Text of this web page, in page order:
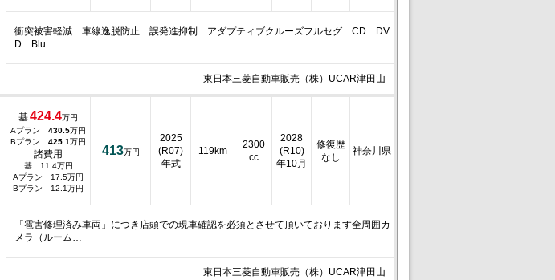
衝突被害軽減 車線逸脱防止 誤発進抑制 アダプティブクルーズフルセグ CD DV
D Blu…
東日本三菱自動車販売（株）UCAR津田山
基424.4万円
Aプラン 430.5万円
Bプラン 425.1万円
諸費用
基 11.4万円
Aプラン 17.5万円
Bプラン 12.1万円
413万円
2025
(R07)
年式
119km
2300
cc
2028
(R10)
年10月
修復歴
なし
神奈川県
「雹害修理済み車両」につき店頭での現車確認を必須とさせて頂いております全周囲カ
メラ（ルーム…
東日本三菱自動車販売（株）UCAR津田山